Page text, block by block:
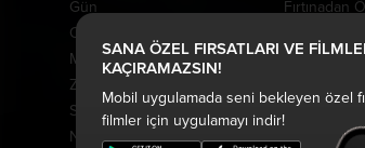
SANA ÖZEL FIRSATLARI VE
KAÇIRAMAZSIN!
Mobil uygulamada seni bekleyen özel
filmler için uygulamayı indir!
Gün
Oyuncak Hikayesi 5
Minyonlar ve Canavarlar
Ziyaretçiler: Hesaplaşma
Saplantı
Nasreddin Hoca Zaman
Fırtınadan
Oak
Peter Pan
Tarot: